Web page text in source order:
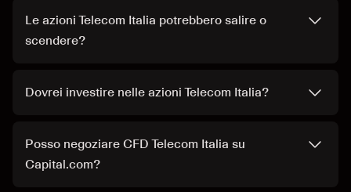
Le azioni Telecom Italia potrebbero salire o
scendere?
Dovrei investire nelle azioni Telecom Italia?
Posso negoziare CFD Telecom Italia su
Capital.com?